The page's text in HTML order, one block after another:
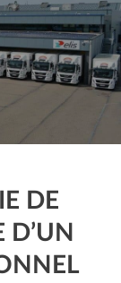
DE
D’UN